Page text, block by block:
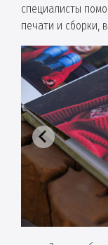
специалисты
печати и сборки,